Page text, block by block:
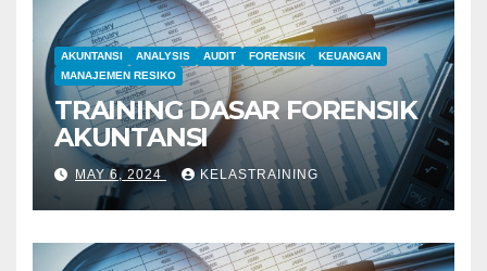
AKUNTANSI ANALYSIS AUDIT FORENSIK
KEUANGAN
MANAJEMEN RESIKO
TRAINING DASAR FORENSIK
AKUNTANSI
MAY 6, 2024 KELASTRAINING